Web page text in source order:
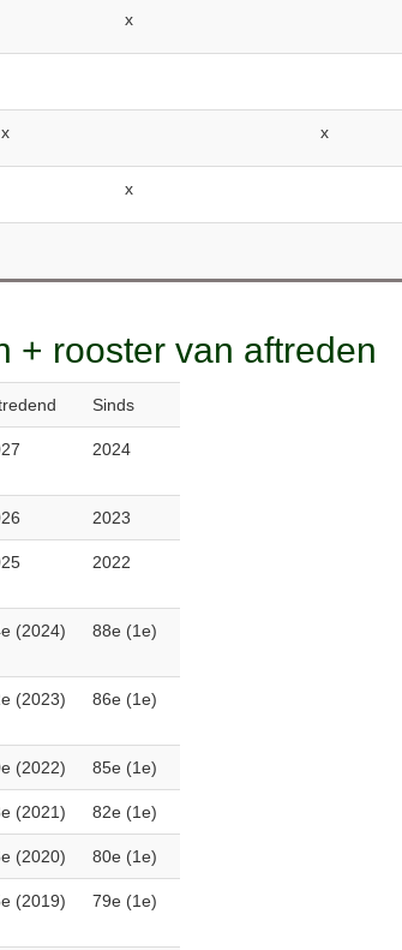
x
x x
x
+ rooster van aftreden
Sinds
2024
2023
2022
(2024) 88e (1e)
(2023) 86e (1e)
(2022) 85e (1e)
(2021) 82e (1e)
(2020) 80e (1e)
(2019) 79e (1e)